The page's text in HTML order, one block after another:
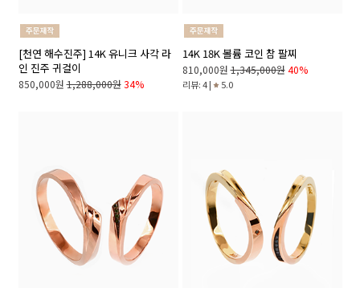
[천연 해수진주] 14K 유니크 사각 라
인 진주 귀걸이
850,000원 1,288,000원 34%
14K 18K 볼륨 코인 참 팔찌
810,000원 1,345,000원 40%
리뷰: 4 | 5.0